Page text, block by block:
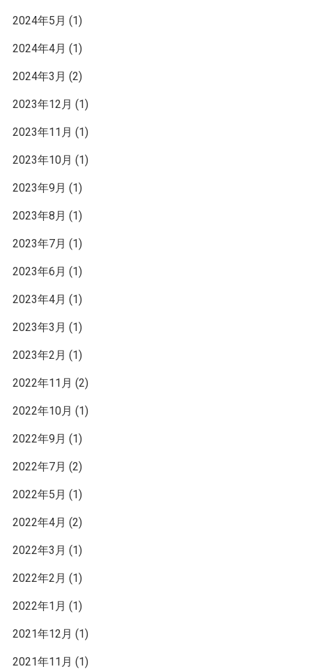
2024年5月 (1)
2024年4月 (1)
2024年3月 (2)
2023年12月 (1)
2023年11月 (1)
2023年10月 (1)
2023年9月 (1)
2023年8月 (1)
2023年7月 (1)
2023年6月 (1)
2023年4月 (1)
2023年3月 (1)
2023年2月 (1)
2022年11月 (2)
2022年10月 (1)
2022年9月 (1)
2022年7月 (2)
2022年5月 (1)
2022年4月 (2)
2022年3月 (1)
2022年2月 (1)
2022年1月 (1)
2021年12月 (1)
2021年11月 (1)